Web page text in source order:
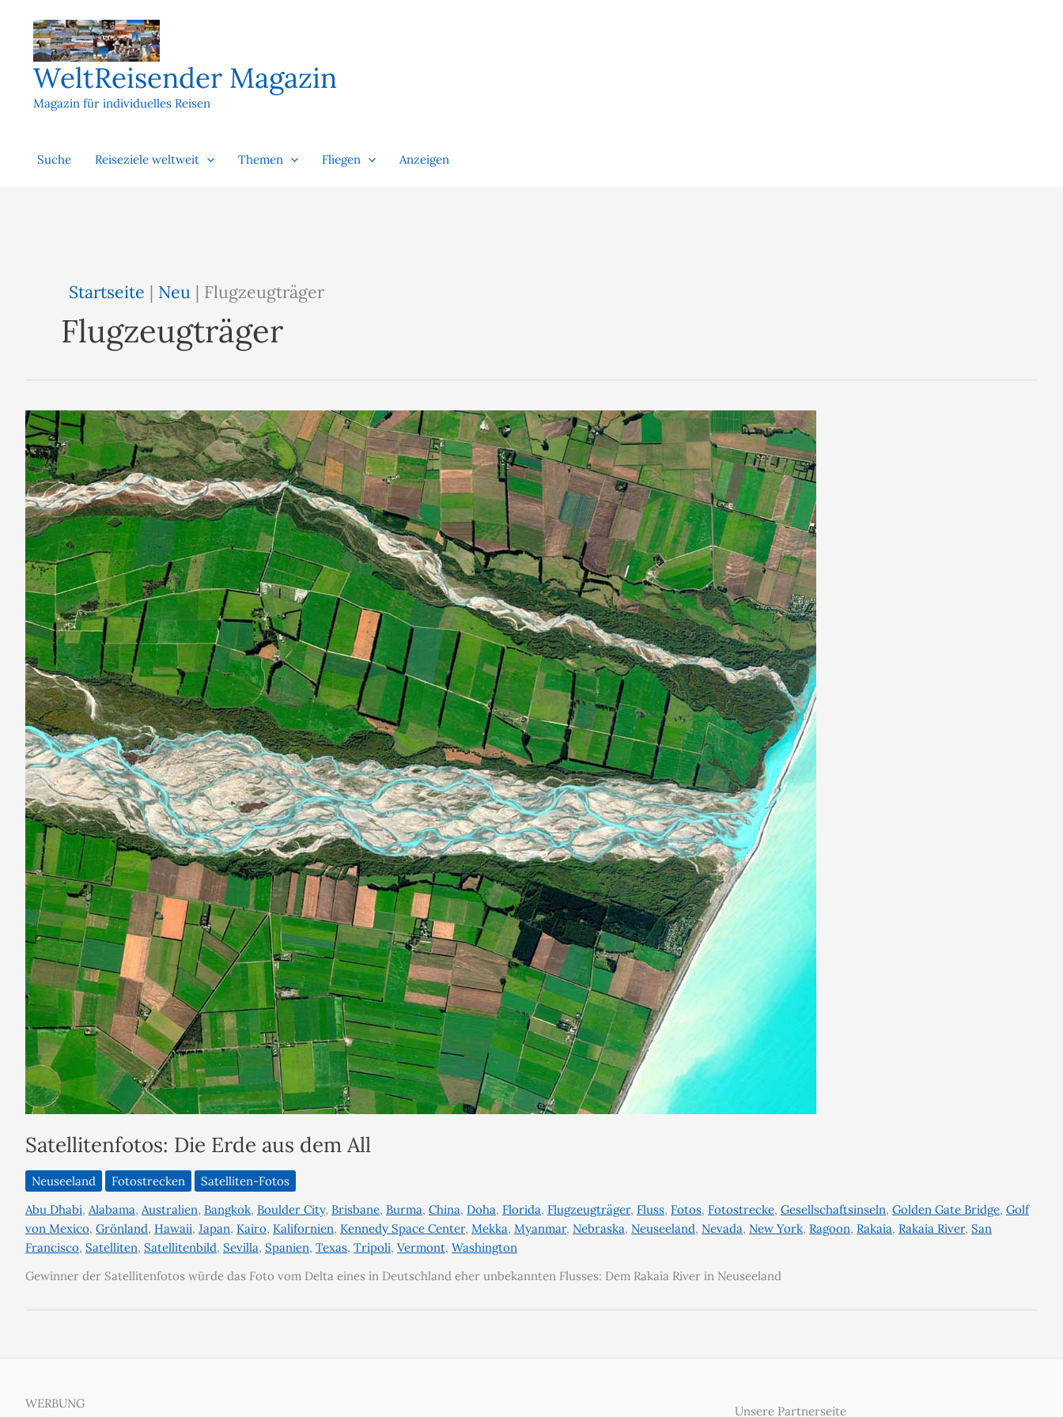
springen
WeltReisender Magazin
Magazin für individuelles Reisen
Suche Reiseziele weltweit Themen Fliegen Anzeigen
Startseite | Neu | Flugzeugträger
Flugzeugträger
Satellitenfotos: Die Erde aus dem All
Neuseeland Fotostrecken
Satelliten-Fotos
Abu Dhabi, Alabama, Australien, Bangkok, Boulder City, Brisbane, Burma, China, Doha, Florida, Flugzeugträger, Fluss, Fotos, Fotostrecke, Gesellschaftsinseln, Golden Gate Bridge, Golf
von Mexico, Grönland, Hawaii, Japan, Kairo, Kalifornien, Kennedy Space Center, Mekka, Myanmar, Nebraska, Neuseeland, Nevada, New York, Ragoon, Rakaia, Rakaia River, San
Francisco, Satelliten, Satellitenbild, Sevilla, Spanien, Texas, Tripoli, Vermont, Washington
Gewinner der Satellitenfotos würde das Foto vom Delta eines in Deutschland eher unbekannten Flusses: Dem Rakaia River in Neuseeland
WERBUNG
Unsere Partnerseite